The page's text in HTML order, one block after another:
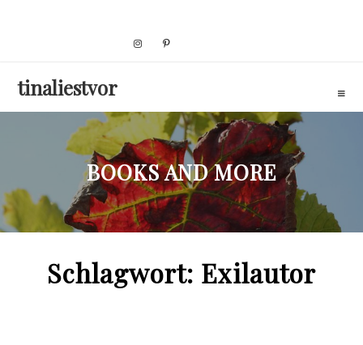
tinaliestvor
BOOKS AND MORE
Schlagwort: Exilautor